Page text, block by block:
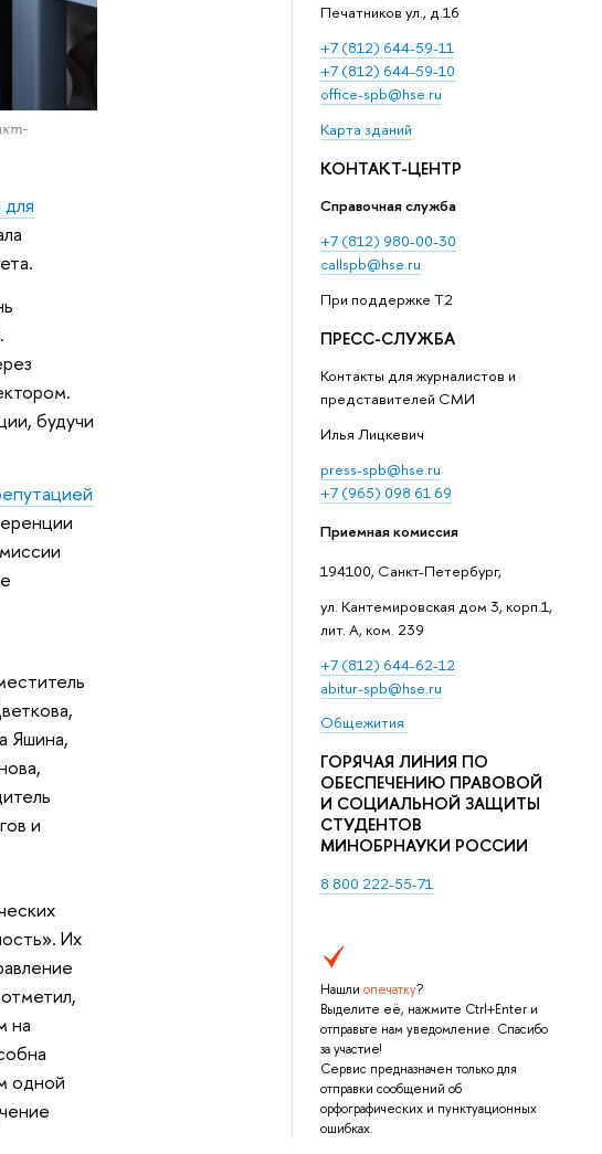
Печатников ул., д.16
+7 (812) 644-59-11
+7 (812) 644-59-10
office-spb@hse.ru
Карта зданий
КОНТАКТ-ЦЕНТР
Справочная служба
+7 (812) 980-00-30
callspb@hse.ru
При поддержке T2
ПРЕСС-СЛУЖБА
Контакты для журналистов и
представителей СМИ
Илья Лицкевич
press-spb@hse.ru
+7 (965) 098 61 69
Приемная комиссия
194100, Санкт-Петербург,
ул. Кантемировская дом 3, корп.1,
лит. А, ком. 239
+7 (812) 644-62-12
abitur-spb@hse.ru
Общежития
ГОРЯЧАЯ ЛИНИЯ ПО
ОБЕСПЕЧЕНИЮ ПРАВОВОЙ
И СОЦИАЛЬНОЙ ЗАЩИТЫ
СТУДЕНТОВ
МИНОБРНАУКИ РОССИИ
8 800 222-55-71
Нашли опечатку?
Выделите её, нажмите Ctrl+Enter и
отправьте нам уведомление. Спасибо
за участие!
Сервис предназначен только для
отправки сообщений об
орфографических и пунктуационных
ошибках.
будучи
Яшина,
и
Их
на
одной